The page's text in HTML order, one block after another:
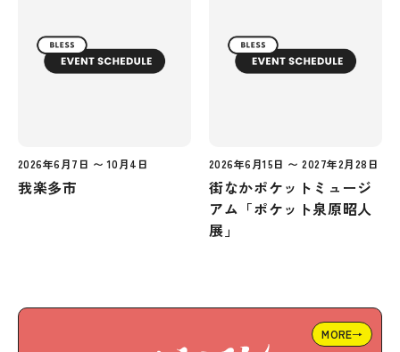
2026年6月7日 〜 10月4日
我楽多市
2026年6月15日 〜 2027年2月28日
街なかポケットミュージ
アム「ポケット泉原昭人
展」
MORE→